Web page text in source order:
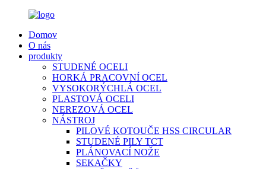
Domov
O nás
produkty
STUDENÉ OCELI
HORKÁ PRACOVNÍ OCEL
VYSOKORÝCHLÁ OCEL
PLASTOVÁ OCELI
NEREZOVÁ OCEL
NÁSTROJ
PILOVÉ KOTOUČE HSS CIRCULAR
STUDENÉ PILY TCT
PLÁNOVACÍ NOŽE
SEKAČKY